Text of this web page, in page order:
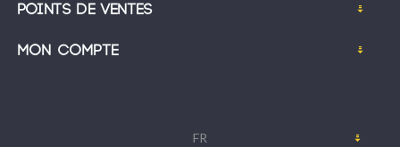
Points de ventes
Mon compte
FR